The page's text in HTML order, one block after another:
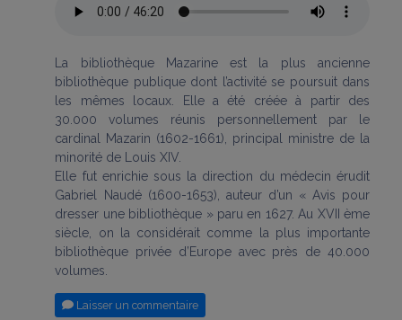
La bibliothèque Mazarine est la plus ancienne
bibliothèque publique dont l’activité se poursuit dans
les mêmes locaux. Elle a été créée à partir des
30.000 volumes réunis personnellement par le
cardinal Mazarin (1602-1661), principal ministre de la
minorité de Louis XIV.
Elle fut enrichie sous la direction du médecin érudit
Gabriel Naudé (1600-1653), auteur d’un « Avis pour
dresser une bibliothèque » paru en 1627. Au XVII ème
siècle, on la considérait comme la plus importante
bibliothèque privée d’Europe avec près de 40.000
volumes.
Laisser un commentaire